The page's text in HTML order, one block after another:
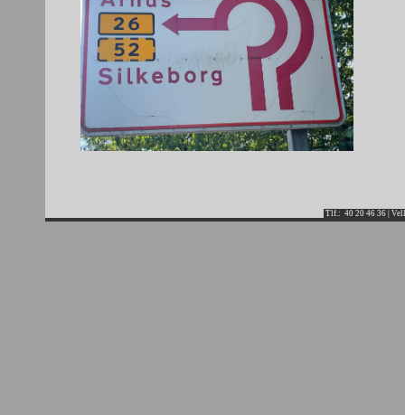
Tlf.: 40 20 46 36 |